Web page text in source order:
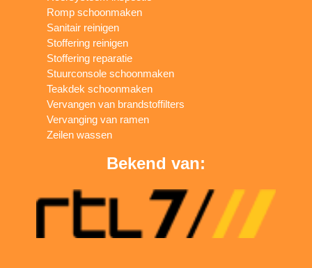
Romp schoonmaken
Sanitair reinigen
Stoffering reinigen
Stoffering reparatie
Stuurconsole schoonmaken
Teakdek schoonmaken
Vervangen van brandstoffilters
Vervanging van ramen
Zeilen wassen
Bekend van: